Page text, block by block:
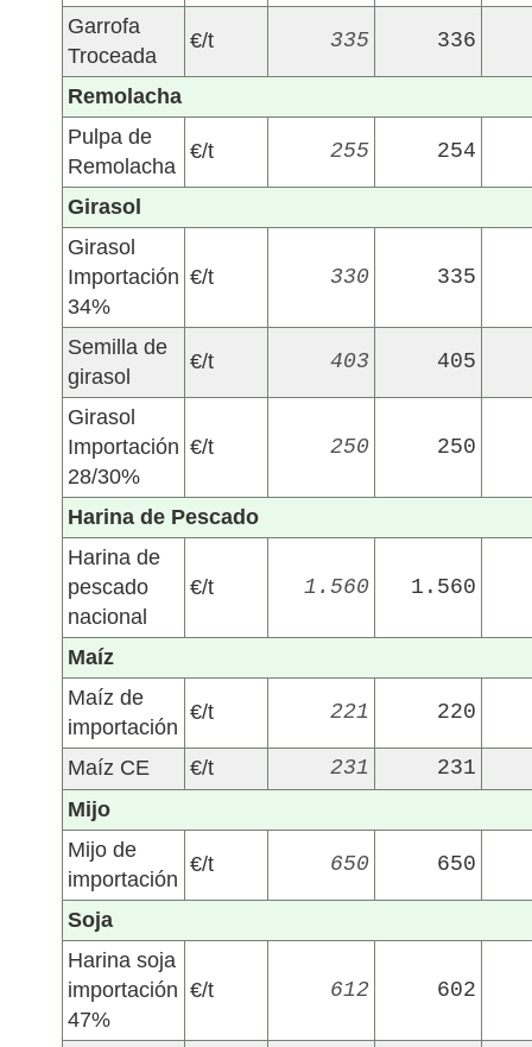
Garrofa
Troceada
€/t 335 336
Remolacha
Pulpa de
Remolacha
€/t 255 254
Girasol
Girasol
Importación
34%
€/t 330 335
Semilla de
girasol
€/t 403 405
Girasol
Importación
28/30%
€/t 250 250
Harina de Pescado
Harina de
pescado
nacional
€/t 1.560 1.560
Maíz
Maíz de
importación
€/t 221 220
Maíz CE €/t 231
231
Mijo
Mijo de
importación
€/t 650 650
Soja
Harina soja
importación
47%
€/t 612 602